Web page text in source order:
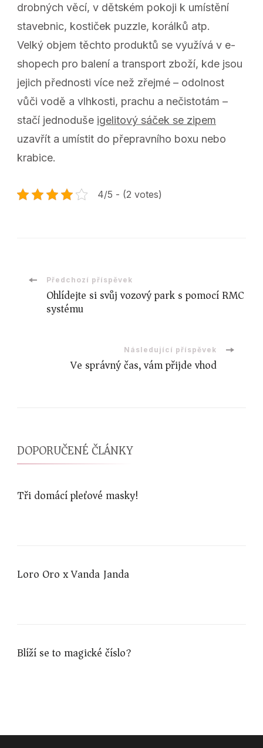
drobných věcí, v dětském pokoji k umístění
stavebnic, kostiček puzzle, korálků atp.
Velký objem těchto produktů se využívá v e-
shopech pro balení a transport zboží, kde jsou
jejich přednosti více než zřejmé – odolnost
vůči vodě a vlhkosti, prachu a nečistotám –
stačí jednoduše igelitový sáček se zipem
uzavřít a umístit do přepravního boxu nebo
krabice.
4/5 - (2 votes)
Navigace
příspěvku
Předchozí příspěvek
Ohlídejte si svůj vozový park s pomocí RMC
systému
Následující příspěvek
Ve správný čas, vám přijde vhod
DOPORUČENÉ ČLÁNKY
Tři domácí pleťové masky!
Loro Oro x Vanda Janda
Blíží se to magické číslo?